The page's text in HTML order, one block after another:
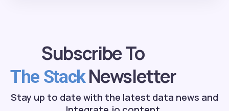
Subscribe To
The StackNewsletter
Stay up to date with the latest data news and